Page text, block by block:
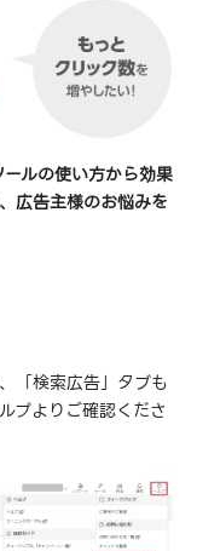
ルの使い方から効果
広告主様のお悩みを
「検索広告」タブも
プよりご確認くださ